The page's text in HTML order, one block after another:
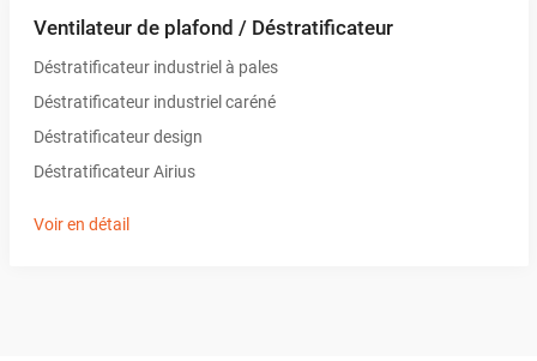
Ventilateur de plafond / Déstratificateur
Déstratificateur industriel à pales
Déstratificateur industriel caréné
Déstratificateur design
Déstratificateur Airius
Voir en détail